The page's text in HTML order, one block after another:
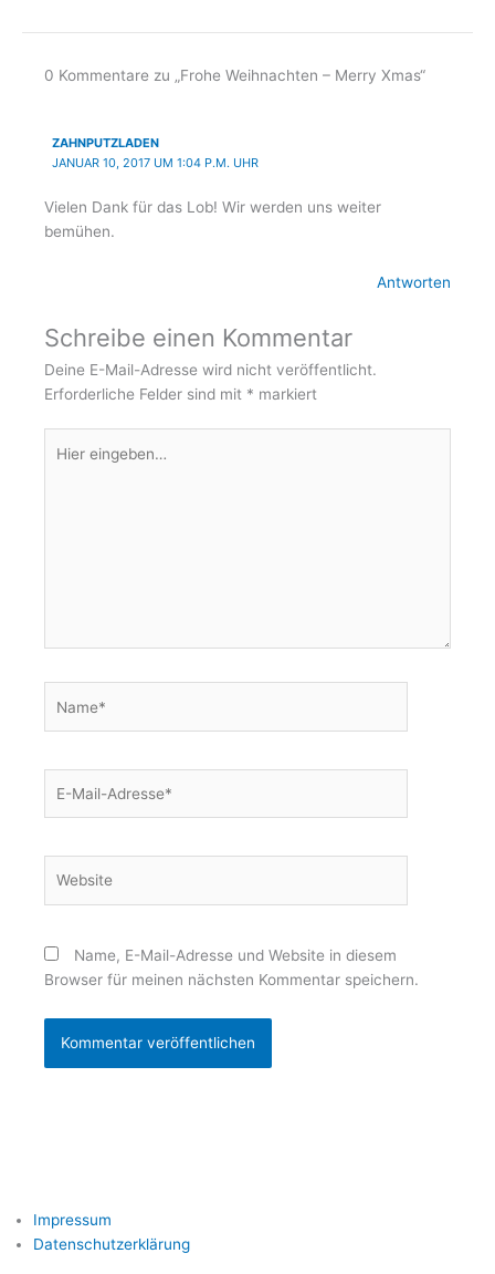
s
a
g
a
m
c
b
o
k
-
f
0 Kommentare zu „Frohe Weihnachten – Merry Xmas“
ZAHNPUTZLADEN
JANUAR 10, 2017 UM 1:04 P.M. UHR
Vielen Dank für das Lob! Wir werden uns weiter
bemühen.
Antworten
Schreibe einen Kommentar
Deine E-Mail-Adresse wird nicht veröffentlicht.
Erforderliche Felder sind mit * markiert
eingeben…
Mail-
Name, E-Mail-Adresse und Website in diesem
Browser für meinen nächsten Kommentar speichern.
Impressum
Datenschutzerklärung